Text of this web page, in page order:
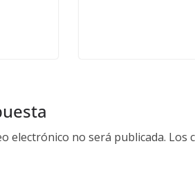
electrónico no será publicada. Los